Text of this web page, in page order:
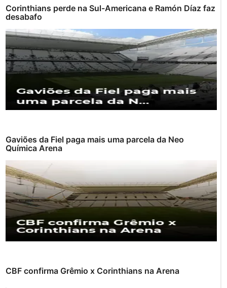
Corinthians perde na Sul-Americana e Ramón Díaz faz
desabafo
Gaviões da Fiel paga mais uma parcela da Neo
Química Arena
CBF confirma Grêmio x Corinthians na Arena